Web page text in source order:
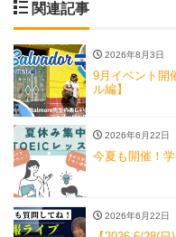
関連記事
2026年8月3日
9月イベント開
ル編】
2026年6月22日
今夏も開催！
2026年6月22日